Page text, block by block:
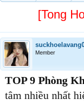
[Tong
Member
TOP 9 Phòng
tâm nhiều nhất